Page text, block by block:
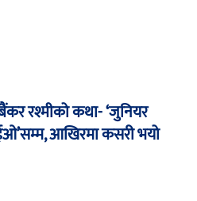
रश्मीको कथा- ‘जुनियर
आखिरमा कसरी भयो